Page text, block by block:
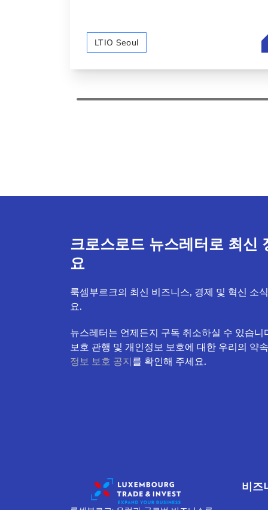
LTIO Seoul
크로스로드 뉴스레터로 최신
요
룩셈부르크의 최신 비즈니스, 경제 및 혁신 소
요.
뉴스레터는 언제든지 구독 취소하실 수 있습니
보호 관행 및 개인정보 보호에 대한 우리의 약
정보 보호 공지를 확인해 주세요.
비즈